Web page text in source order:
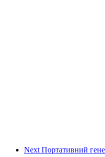
Next Портативний